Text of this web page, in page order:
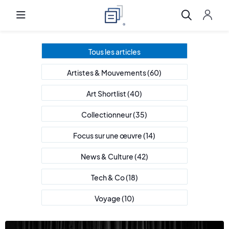
Tous les articles
Artistes & Mouvements(60)
Art Shortlist(40)
Collectionneur(35)
Focus sur une œuvre(14)
News & Culture(42)
Tech & Co(18)
Voyage(10)